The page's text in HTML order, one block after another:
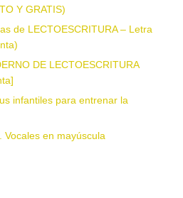
Y GRATIS)
de LECTOESCRITURA – Letra
DE LECTOESCRITURA
infantiles para entrenar la
Vocales en mayúscula